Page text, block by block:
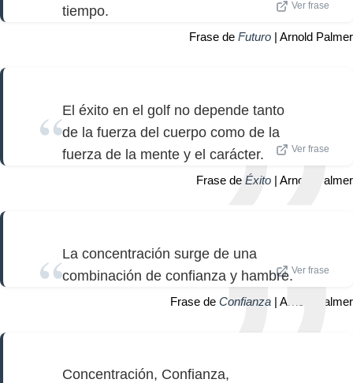
tiempo.
Ver frase
Frase de Futuro | Arnold Palmer
El éxito en el golf no depende tanto
de la fuerza del cuerpo como de la
fuerza de la mente y el carácter.
Ver frase
Frase de Éxito | Arnold Palmer
La concentración surge de una
combinación de confianza y hambre.Ver frase
Frase de Confianza | Arnold Palmer
Concentración, Confianza,